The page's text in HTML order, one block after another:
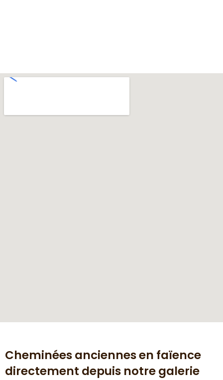
Cheminées anciennes en faïence
directement depuis notre galerie